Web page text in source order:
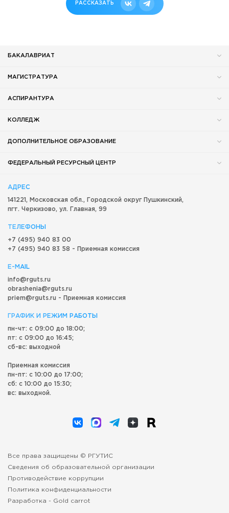
РАССКАЗАТЬ
БАКАЛАВРИАТ
МАГИСТРАТУРА
АСПИРАНТУРА
КОЛЛЕДЖ
ДОПОЛНИТЕЛЬНОЕ ОБРАЗОВАНИЕ
ФЕДЕРАЛЬНЫЙ РЕСУРСНЫЙ ЦЕНТР
АДРЕС
141221, Московская обл., Городской округ Пушкинский,
пгт. Черкизово, ул. Главная, 99
ТЕЛЕФОНЫ
+7 (495) 940 83 00
+7 (495) 940 83 58 - Приемная комиссия
E-MAIL
info@rguts.ru
obrashenia@rguts.ru
priem@rguts.ru - Приемная комиссия
ГРАФИК И РЕЖИМ РАБОТЫ
пн-чт: с 09:00 до 18:00;
пт: с 09:00 до 16:45;
сб-вс: выходной
Приемная комиссия
пн-пт: с 10:00 до 17:00;
сб: с 10:00 до 15:30;
вс: выходной.
Все права защищены © РГУТИС
Сведения об образовательной организации
Противодействие коррупции
Политика конфиденциальности
Разработка - Gold carrot